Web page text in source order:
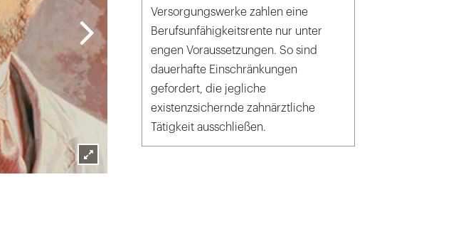
Lightbox
Versorgungswerke zahlen eine
Berufsunfähigkeitsrente nur unter
engen Voraussetzungen. So sind
dauerhafte Einschränkungen
gefordert, die jegliche
existenzsichernde zahnärztliche
Tätigkeit ausschließen.